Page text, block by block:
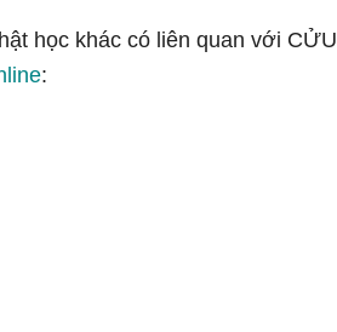
học khác có liên quan với CỬU
: